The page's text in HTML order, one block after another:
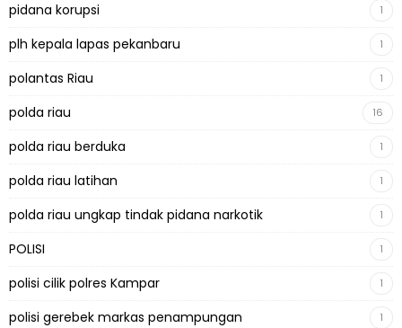
pidana korupsi 1
plh kepala lapas pekanbaru 1
polantas Riau 1
polda riau 16
polda riau berduka 1
polda riau latihan 1
polda riau ungkap tindak pidana narkotik 1
POLISI 1
polisi cilik polres Kampar 1
polisi gerebek markas penampungan 1